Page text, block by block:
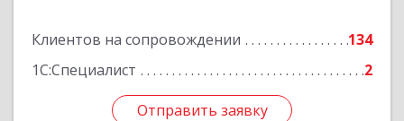
Клиентов на сопровождении
134
1С:Специалист
2
Отправить заявку
Отправить заявку